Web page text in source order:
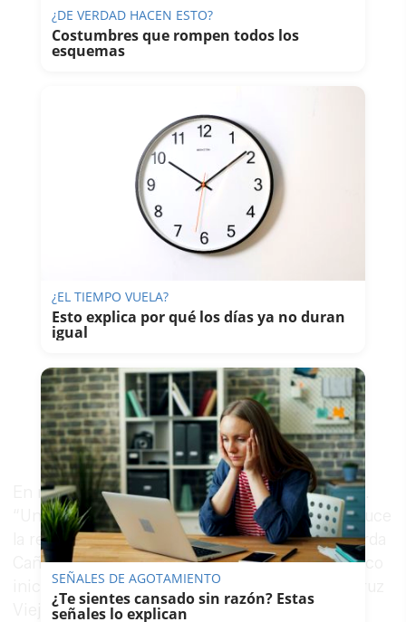
En mayo del 68 empieza a funcionar la emisora.
“Un mes y un año significativo, cuando se produce
la revolución de estudiantes en Francia", recuerda
Cañadas Machado. A la par de dicho hito histórico
inicia su andadura Radio Popular Jerez, en la Cruz
Vieja, de la que es director. Al mismo tiempo,
¿DE VERDAD HACEN ESTO?
Costumbres que rompen todos los
esquemas
¿EL TIEMPO VUELA?
Esto explica por qué los días ya no duran
igual
SEÑALES DE AGOTAMIENTO
¿Te sientes cansado sin razón? Estas
señales lo explican